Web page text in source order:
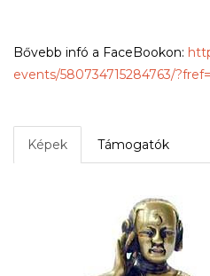
Bővebb infó a FaceBookon:
events/580734715284763/?fref=
Képek Támogatók